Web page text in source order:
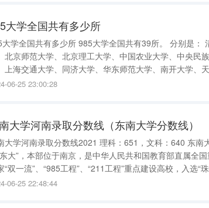
大学全国共有多少所
有多少所 985大学全国共有39所。 分别是： 清华大学、北京大学、中国人民大
北京师范大学、北京理工大学、中国农业大学、中央民
上海交通大学、同济大学、华东师范大学、南开大学、
、东南大学、东北大学、大连理工大学、中南大学、国
06-25 23:00:28
大学河南录取分数线（东南大学分数线）
录取分数线2021 理科：651，文科：640 东南大学（SoutheastUniversity），简
大”，本部位于南京，是中华人民共和国教育部直属全
“双一流”、“985工程”、“211工程”重点建设高校，入选“
“111计划”、卓越工程师教育培养计划、卓越医生教育
06-25 22:48:44